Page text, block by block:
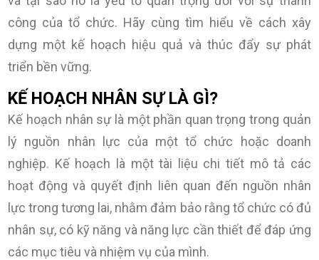
công của tổ chức. Hãy cùng tìm hiểu về cách xây
dựng một kế hoạch hiệu quả và thúc đẩy sự phát
triển bền vững.
KẾ HOẠCH NHÂN SỰ LÀ GÌ?
Kế hoạch nhân sự là một phần quan trọng trong quản
lý nguồn nhân lực của một tổ chức hoặc doanh
nghiệp. Kế hoạch là một tài liệu chi tiết mô tả các
hoạt động và quyết định liên quan đến nguồn nhân
lực trong tương lai, nhằm đảm bảo rằng tổ chức có đủ
nhân sự, có kỹ năng và năng lực cần thiết để đáp ứng
các mục tiêu và nhiệm vụ của mình.